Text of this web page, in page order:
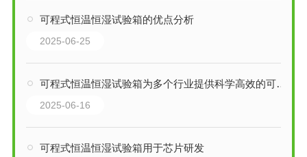
可程式恒温恒湿试验箱的优点分析
2025-06-25
可程式恒温恒湿试验箱为多个行业提供科学高效的可靠性测试平台
2025-06-16
可程式恒温恒湿试验箱用于芯片研发